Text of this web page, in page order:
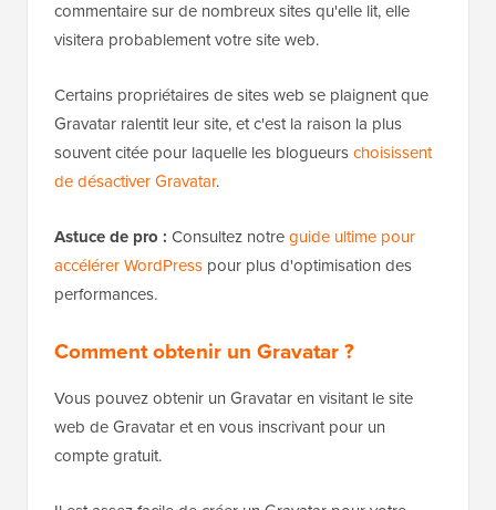
commentaire sur de nombreux sites qu'elle lit, elle
visitera probablement votre site web.
Certains propriétaires de sites web se plaignent que
Gravatar ralentit leur site, et c'est la raison la plus
souvent citée pour laquelle les blogueurschoisissent
de désactiver Gravatar.
Astuce de pro : Consultez notreguide ultime pour
accélérer WordPress pour plus d'optimisation des
performances.
Comment obtenir un Gravatar ?
Vous pouvez obtenir un Gravatar en visitant le site
web de Gravatar et en vous inscrivant pour un
compte gratuit.